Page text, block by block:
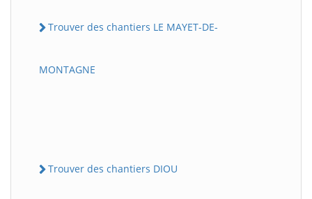
Trouver des chantiers LE MAYET-DE-
MONTAGNE
Trouver des chantiers DIOU